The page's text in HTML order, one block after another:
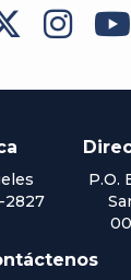
 
2827
P.O.